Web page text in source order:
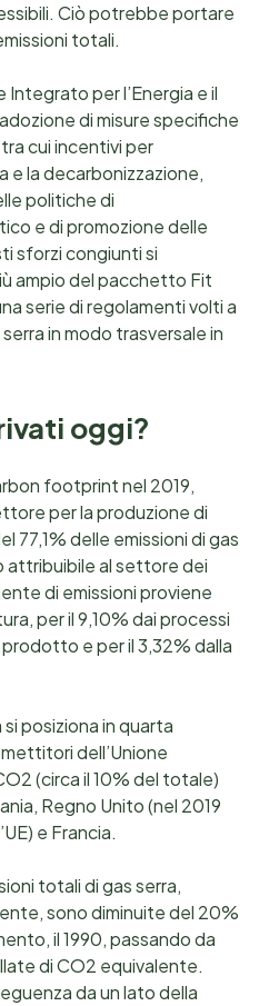
Ciò potrebbe portare
totali.
Integrato per l’Energia e il
di misure specifiche
cui incentivi per
e la decarbonizzazione,
politiche di
e di promozione delle
sforzi congiunti si
ampio del pacchetto Fit
serie di regolamenti volti a
in modo trasversale in
oggi?
footprint nel 2019,
per la produzione di
77,1% delle emissioni di gas
attribuibile al settore dei
di emissioni proviene
per il 9,10% dai processi
e per il 3,32% dalla
posiziona in quarta
dell’Unione
(circa il 10% del totale)
Regno Unito (nel 2019
e Francia.
totali di gas serra,
sono diminuite del 20%
il 1990, passando da
di CO2 equivalente.
da un lato della